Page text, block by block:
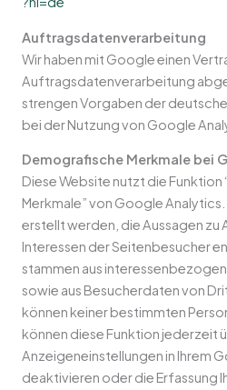
Auftragsdatenverarbeitung
Wir haben mit Google einen
Auftragsdatenverarbeitung
strengen Vorgaben der
bei der Nutzung von Google
Demografische Merkmale bei
Diese Website nutzt die
Merkmale” von Google
erstellt werden, die Aussagen zu
Interessen der Seitenbesucher
stammen aus
sowie aus Besucherdaten von
können keiner bestimmten
können diese Funktion jederzeit
Anzeigeneinstellungen in Ihrem
deaktivieren oder die Erfassung